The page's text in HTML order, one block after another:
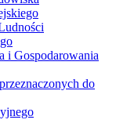
i Gospodarowania
do